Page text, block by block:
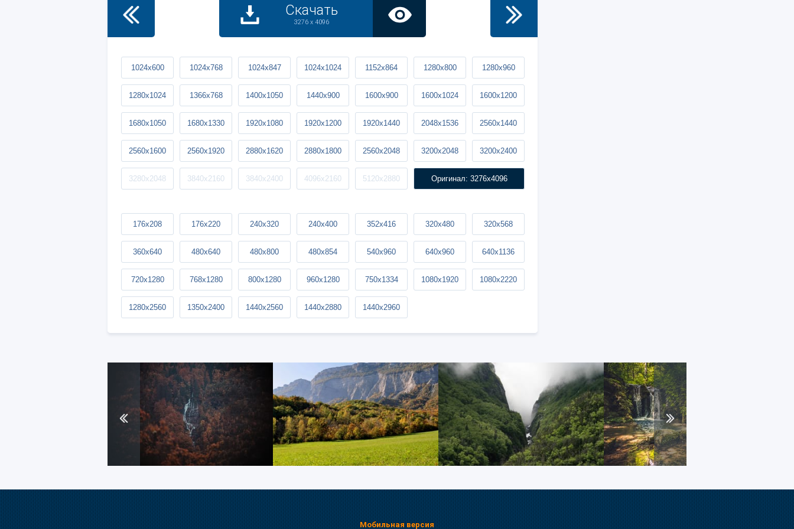
Скачать
3276 x 4096
1024x600 1024x768 1024x847 1024x1024 1152x864 1280x800 1280x960
1280x1024 1366x768 1400x1050 1440x900 1600x900 1600x1024 1600x1200
1680x1050 1680x1330 1920x1080 1920x1200 1920x1440 2048x1536 2560x1440
2560x1600 2560x1920 2880x1620 2880x1800 2560x2048 3200x2048 3200x2400
3280x2048 3840x2160 3840x2400 4096x2160 5120x2880 Оригинал: 3276x4096
176x208 176x220 240x320 240x400 352x416 320x480 320x568
360x640 480x640 480x800 480x854 540x960 640x960 640x1136
720x1280 768x1280 800x1280 960x1280 750x1334 1080x1920 1080x2220
1280x2560 1350x2400 1440x2560 1440x2880 1440x2960
Мобильная версия